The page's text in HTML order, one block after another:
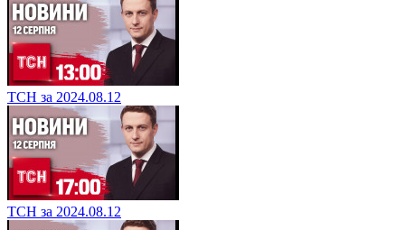
ТСН за 2024.08.12
ТСН за 2024.08.12